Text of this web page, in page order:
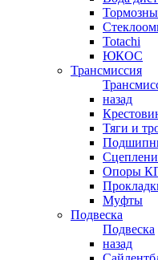
Totachi
ЮКОС
Трансмиссия
назад
Тяги и
Опоры
Муфты
Подвеска
Подвеска
назад